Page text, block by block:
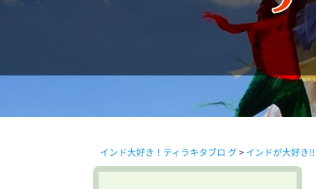
インド大好き！ティラキタブロ グ> インドが大好き!!